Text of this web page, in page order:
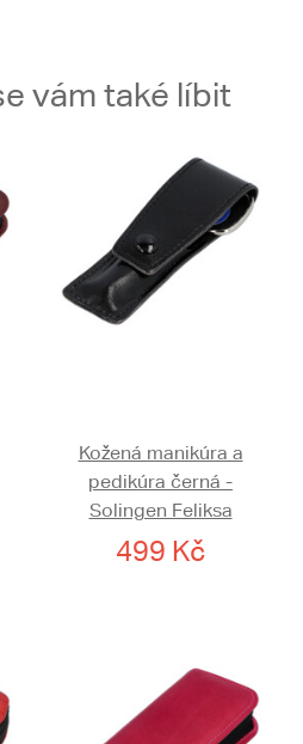
vám také líbit
Kožená manikúra a
pedikúra černá -
Solingen Feliksa
499 Kč